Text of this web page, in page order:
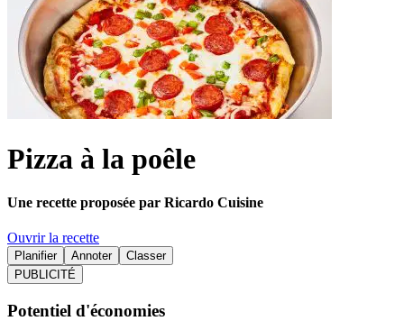
Pizza à la poêle
Une recette proposée par Ricardo Cuisine
Ouvrir la recette
Planifier Annoter
Classer
PUBLICITÉ
Potentiel d'économies